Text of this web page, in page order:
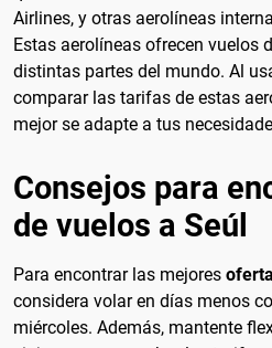
Airlines, y otras aerolíneas
Estas aerolíneas ofrecen vuelos
distintas partes del mundo. Al
comparar las tarifas de estas
mejor se adapte a tus
Consejos para
de vuelos a Seúl
Para encontrar las mejores
considera volar en días menos
miércoles. Además, mantente